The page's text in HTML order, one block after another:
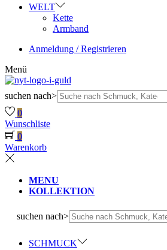
WELT
Kette
Armband
Anmeldung / Registrieren
Menü
suchen nach>
0
Wunschliste
0
Warenkorb
MENU
KOLLEKTION
suchen nach>
SCHMUCK